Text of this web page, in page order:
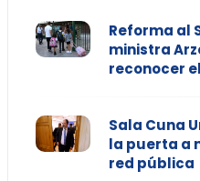
Reforma al
ministra
reconocer
Sala Cuna
la puerta a
red pública